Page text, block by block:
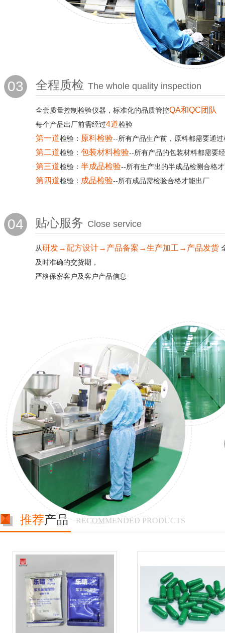
03 全程质检 The whole quality inspection
全套质量控制检验仪器，标准化的品质管控QA和QC团队
每个产品出厂前需经过4道检验
第一道检验： 原料检验--所有产品生产前，原料都需要通
第二道检验： 包装材料检验--所有产品的包装材料都需要
第三道检验： 半成品检验--所有生产出的半成品检测合格
第四道检验： 成品检验--所有成品需检验合格才能出厂
04 贴心服务 Close service
从研发→配方设计→产品备案→生产加工→产品发货
及时准确的交货期，
严格保密客户及客户产品信息
推荐产品 RECOMMENDED PRODUCTS